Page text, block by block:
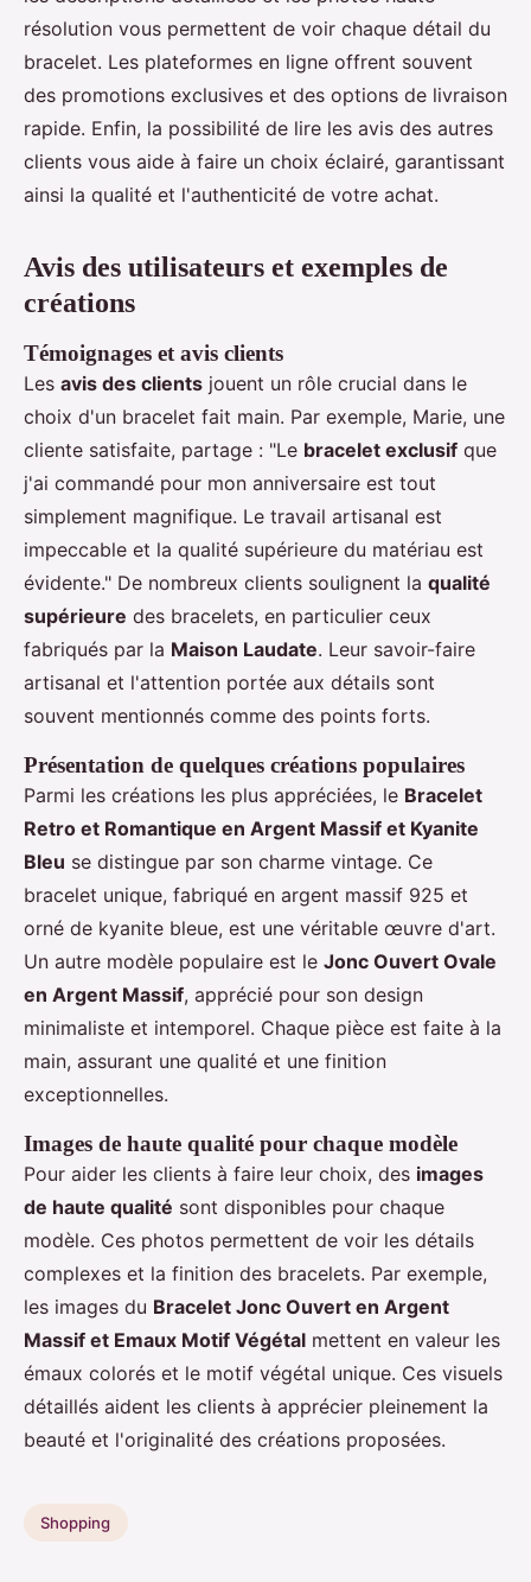
résolution vous permettent de voir chaque détail du
bracelet. Les plateformes en ligne offrent souvent
des promotions exclusives et des options de livraison
rapide. Enfin, la possibilité de lire les avis des autres
clients vous aide à faire un choix éclairé, garantissant
ainsi la qualité et l'authenticité de votre achat.
Avis des utilisateurs et exemples de
créations
Témoignages et avis clients
Les avis des clients jouent un rôle crucial dans le
choix d'un bracelet fait main. Par exemple, Marie, une
cliente satisfaite, partage : "Le bracelet exclusif que
j'ai commandé pour mon anniversaire est tout
simplement magnifique. Le travail artisanal est
impeccable et la qualité supérieure du matériau est
évidente." De nombreux clients soulignent la qualité
supérieure des bracelets, en particulier ceux
fabriqués par la Maison Laudate. Leur savoir-faire
artisanal et l'attention portée aux détails sont
souvent mentionnés comme des points forts.
Présentation de quelques créations populaires
Parmi les créations les plus appréciées, le Bracelet
Retro et Romantique en Argent Massif et Kyanite
Bleu se distingue par son charme vintage. Ce
bracelet unique, fabriqué en argent massif 925 et
orné de kyanite bleue, est une véritable œuvre d'art.
Un autre modèle populaire est le Jonc Ouvert Ovale
en Argent Massif, apprécié pour son design
minimaliste et intemporel. Chaque pièce est faite à la
main, assurant une qualité et une finition
exceptionnelles.
Images de haute qualité pour chaque modèle
Pour aider les clients à faire leur choix, des images
de haute qualité sont disponibles pour chaque
modèle. Ces photos permettent de voir les détails
complexes et la finition des bracelets. Par exemple,
les images du Bracelet Jonc Ouvert en Argent
Massif et Emaux Motif Végétal mettent en valeur les
émaux colorés et le motif végétal unique. Ces visuels
détaillés aident les clients à apprécier pleinement la
beauté et l'originalité des créations proposées.
Shopping